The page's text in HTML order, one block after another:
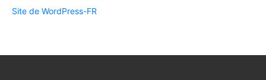
Site de WordPress-FR